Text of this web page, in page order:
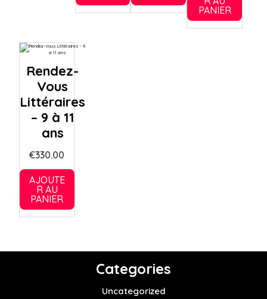
PANIER
Rendez-
Vous
Littéraires
– 9 à 11
ans
€330.00
AJOUTE
R AU
PANIER
Categories
Uncategorized